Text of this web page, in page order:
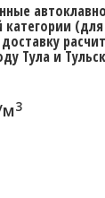
категории
Тула и
м3